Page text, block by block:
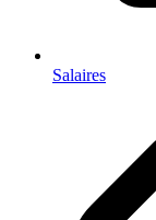
Salaires